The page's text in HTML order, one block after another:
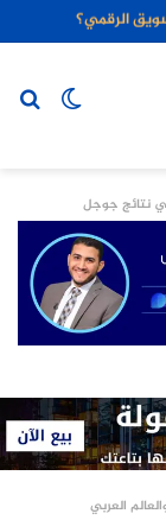
الرقمي؟
الوضع
نتائج جوجل
العربي